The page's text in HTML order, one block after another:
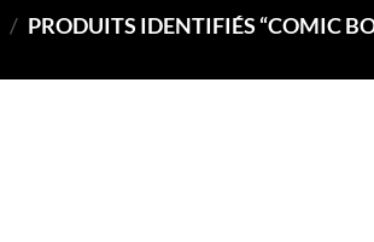
/ PRODUITS IDENTIFIÉS “COMIC